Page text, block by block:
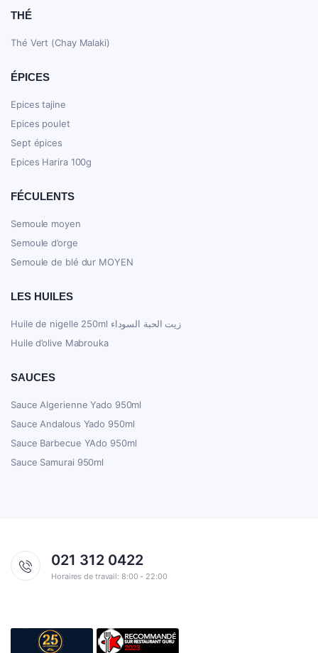
THÉ
Thé Vert (Chay Malaki)
ÉPICES
Epices tajine
Epices poulet
Sept épices
Epices Harira 100g
FÉCULENTS
Semoule moyen
Semoule d’orge
Semoule de blé dur MOYEN
LES HUILES
Huile de nigelle 250ml زيت الحبة السوداء
Huile d’olive Mabrouka
SAUCES
Sauce Algerienne Yado 950ml
Sauce Andalous Yado 950ml
Sauce Barbecue YAdo 950ml
Sauce Samurai 950ml
021 312 0422
Horaires de travail: 8:00 - 22:00